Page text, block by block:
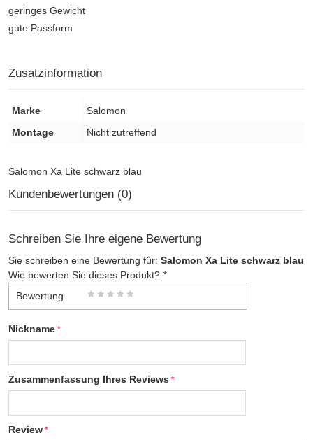
geringes Gewicht
gute Passform
Zusatzinformation
Marke
Salomon
Montage
Nicht zutreffend
Salomon Xa Lite schwarz blau
Kundenbewertungen (0)
Schreiben Sie Ihre eigene Bewertung
Sie schreiben eine Bewertung für: Salomon Xa Lite schwarz blau
Wie bewerten Sie dieses Produkt? *
Bewertung
Nickname
Zusammenfassung Ihres Reviews
Review